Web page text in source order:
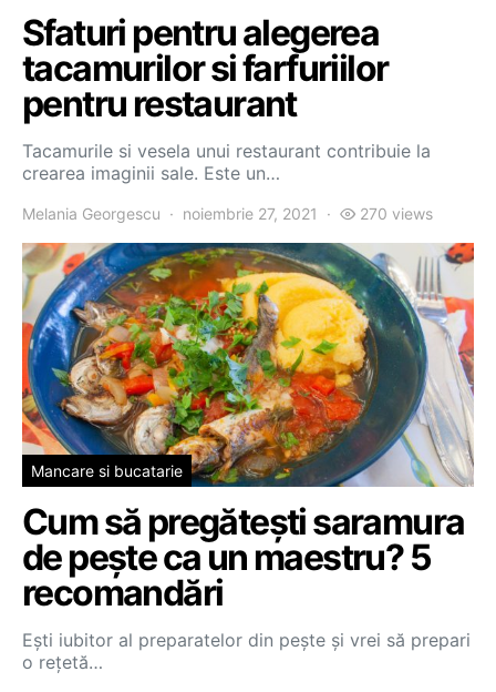
Sfaturi pentru alegerea
tacamurilor si farfuriilor
pentru restaurant
Tacamurile si vesela unui restaurant contribuie la
crearea imaginii sale. Este un…
Melania Georgescu noiembrie 27, 2021 270 views
Mancare si bucatarie
Cum să pregătești saramura
de pește ca un maestru? 5
recomandări
Ești iubitor al preparatelor din pește și vrei să prepari
o rețetă…